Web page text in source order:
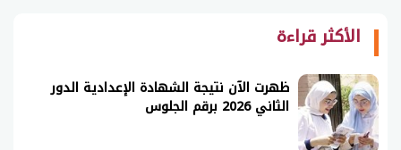
الأكثر قراءة
ظهرت الآن نتيجة الشهادة الإعدادية الدور
الثاني 2026 برقم الجلوس